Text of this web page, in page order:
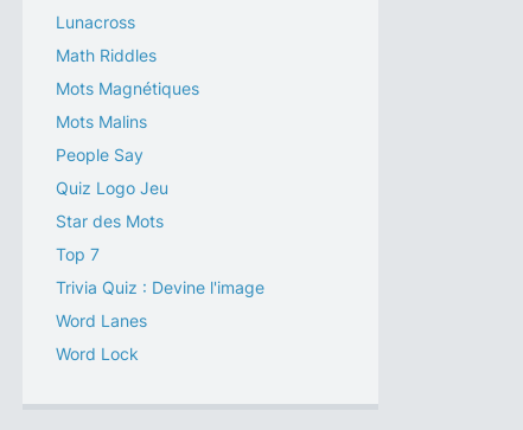
Lunacross
Math Riddles
Mots Magnétiques
Mots Malins
People Say
Quiz Logo Jeu
Star des Mots
Top 7
Trivia Quiz : Devine l'image
Word Lanes
Word Lock